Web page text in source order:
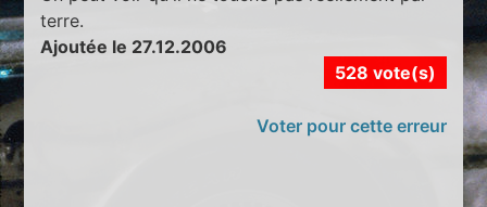
terre.
Ajoutée le 27.12.2006
528 vote(s)
Voter pour cette erreur